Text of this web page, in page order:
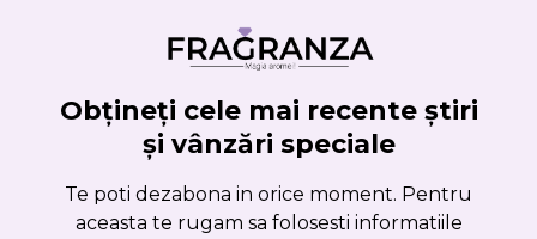
Obțineți cele mai recente știri
și vânzări speciale
Te poti dezabona in orice moment. Pentru
aceasta te rugam sa folosesti informatiile